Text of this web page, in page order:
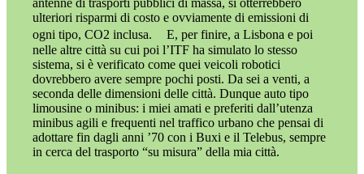
antenne di trasporti pubblici di massa, si otterrebbero
ulteriori risparmi di costo e ovviamente di emissioni di
ogni tipo, CO2 inclusa. E, per finire, a Lisbona e poi
nelle altre città su cui poi l’ITF ha simulato lo stesso
sistema, si è verificato come quei veicoli robotici
dovrebbero avere sempre pochi posti. Da sei a venti, a
seconda delle dimensioni delle città. Dunque auto tipo
limousine o minibus: i miei amati e preferiti dall’utenza
minibus agili e frequenti nel traffico urbano che pensai di
adottare fin dagli anni ’70 con i Buxi e il Telebus, sempre
in cerca del trasporto “su misura” della mia città.